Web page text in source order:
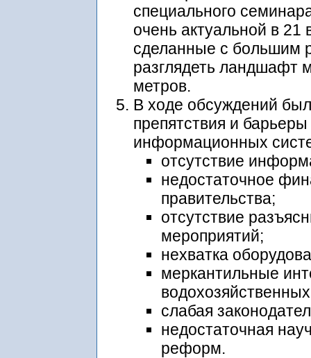
специального
очень актуальной в 21
сделанные с большим
разглядеть ландшафт
метров.
В ходе обсуждений
препятствия и
информационных
отсутствие
недостаточное
правительства;
отсутствие
мероприятий;
нехватка
меркантильные
слабая
недостаточная
реформ.